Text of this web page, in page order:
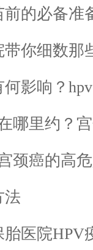
的必备准
你细数那
影响？
哪里约？
颈癌的高
法
医院HPV